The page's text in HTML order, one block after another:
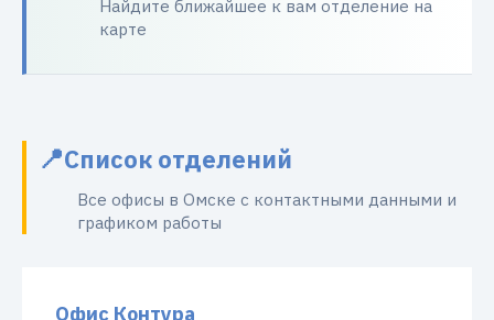
Найдите ближайшее к вам отделение на
карте
Список отделений
Все офисы в Омске с контактными данными и
графиком работы
Офис Контура